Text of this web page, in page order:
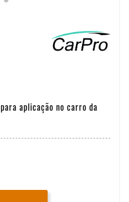
aplicação no carro da